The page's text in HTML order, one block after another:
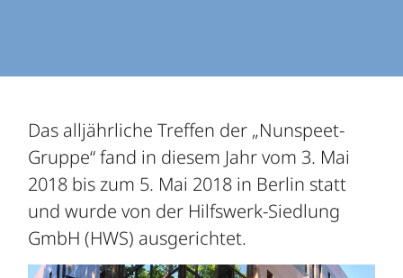
Das alljährliche Treffen der „Nunspeet-
Gruppe“ fand in diesem Jahr vom 3. Mai
2018 bis zum 5. Mai 2018 in Berlin statt
und wurde von der Hilfswerk-Siedlung
GmbH (HWS) ausgerichtet.